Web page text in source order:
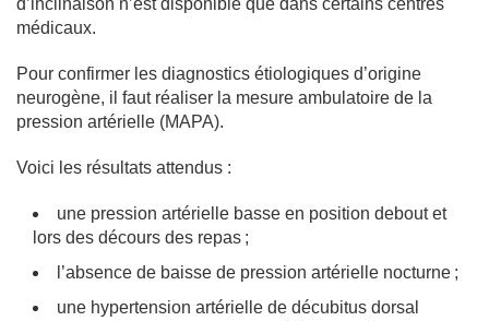
d’inclinaison n’est disponible que dans certains centres
médicaux.
Pour confirmer les diagnostics étiologiques d’origine
neurogène, il faut réaliser la mesure ambulatoire de la
pression artérielle (MAPA).
Voici les résultats attendus :
une pression artérielle basse en position debout et
lors des décours des repas ;
l’absence de baisse de pression artérielle nocturne ;
une hypertension artérielle de décubitus dorsal